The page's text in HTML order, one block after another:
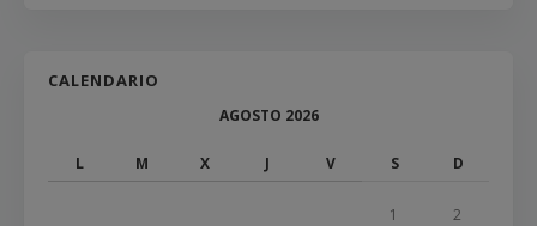
CALENDARIO
AGOSTO 2026
L M X J V S D
1 2